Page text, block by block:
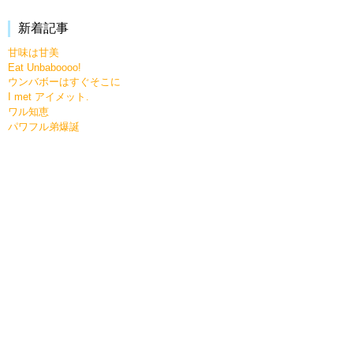
新着記事
甘味は甘美
Eat Unbaboooo!
ウンバボーはすぐそこに
I met アイメット.
ワル知恵
パワフル弟爆誕